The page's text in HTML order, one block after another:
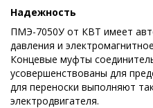
Надежность
ПМЭ-7050У от КВТ имеет
давления и
Концевые муфты
усовершенствованы для
для переноски выполняют
электродвигателя.